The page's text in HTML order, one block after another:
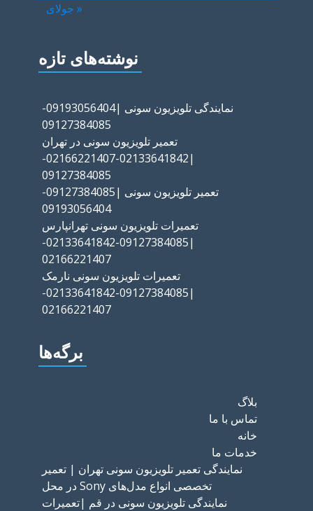
« جولای
نوشته‌های تازه
نمایندگی تلویزیون سونی |09193056404-
09127384085
تعمیر تلویزیون سونی در تهران
|02133641842-02166221407-
09127384085
تعمیر تلویزیون سونی |09127384085-
09193056404
تعمیرات تلویزیون سونی تهرانپارس
|09127384085-02133641842-
02166221407
تعمیرات تلویزیون سونی نارمک
|09127384085-02133641842-
02166221407
برگه‌ها
بلاگ
تماس با ما
خانه
خدمات ما
نمایندگی تعمیر تلویزیون سونی تهران | تعمیر
تخصصی انواع مدل‌های Sony در محل
نمایندگی تلویزیون سونی در قم |تعمیرات